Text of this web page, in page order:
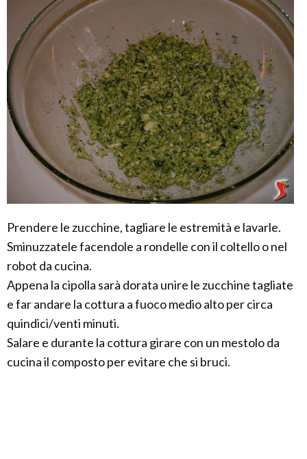
Prendere le zucchine, tagliare le estremità e lavarle.
Sminuzzatele facendole a rondelle con il coltello o nel
robot da cucina.
Appena la cipolla sarà dorata unire le zucchine tagliate
e far andare la cottura a fuoco medio alto per circa
quindici/venti minuti.
Salare e durante la cottura girare con un mestolo da
cucina il composto per evitare che si bruci.